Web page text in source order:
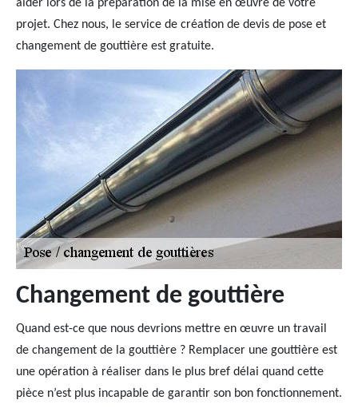
aider lors de la préparation de la mise en œuvre de votre
projet. Chez nous, le service de création de devis de pose et
changement de gouttière est gratuite.
Changement de gouttière
Quand est-ce que nous devrions mettre en œuvre un travail
de changement de la gouttière ? Remplacer une gouttière est
une opération à réaliser dans le plus bref délai quand cette
pièce n’est plus incapable de garantir son bon fonctionnement.